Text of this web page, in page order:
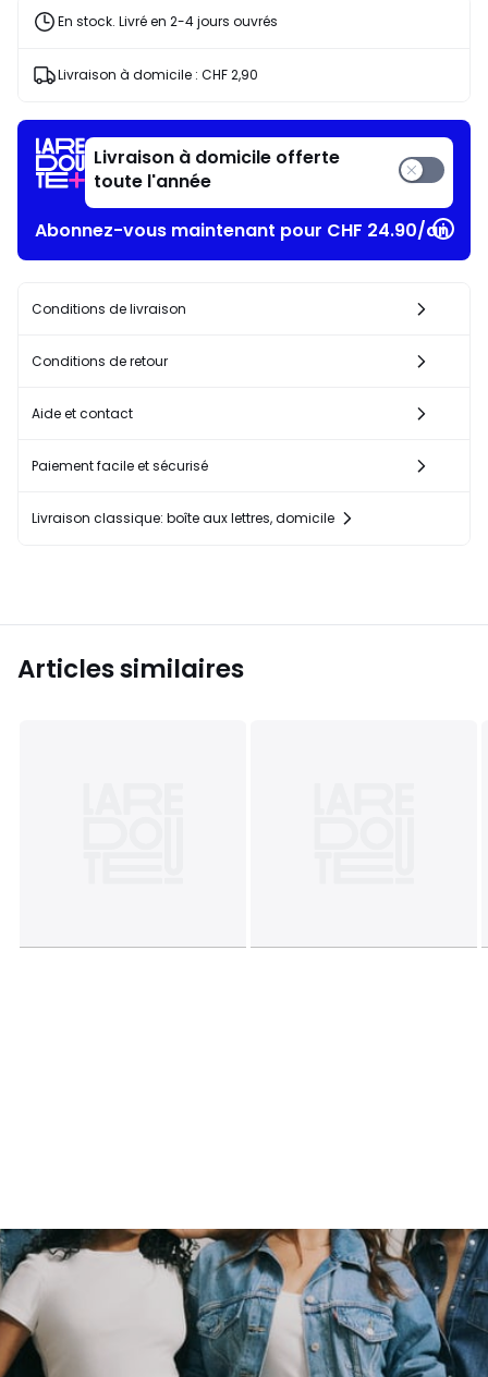
de
réduction
En stock. Livré en 2-4 jours ouvrés
Livraison à domicile : CHF 2,90
Livraison à domicile offerte
toute l'année
Abonnez-vous maintenant pour CHF 24.90/an
Conditions de livraison
Conditions de retour
Aide et contact
Paiement facile et sécurisé
Livraison classique: boîte aux lettres, domicile
Articles similaires